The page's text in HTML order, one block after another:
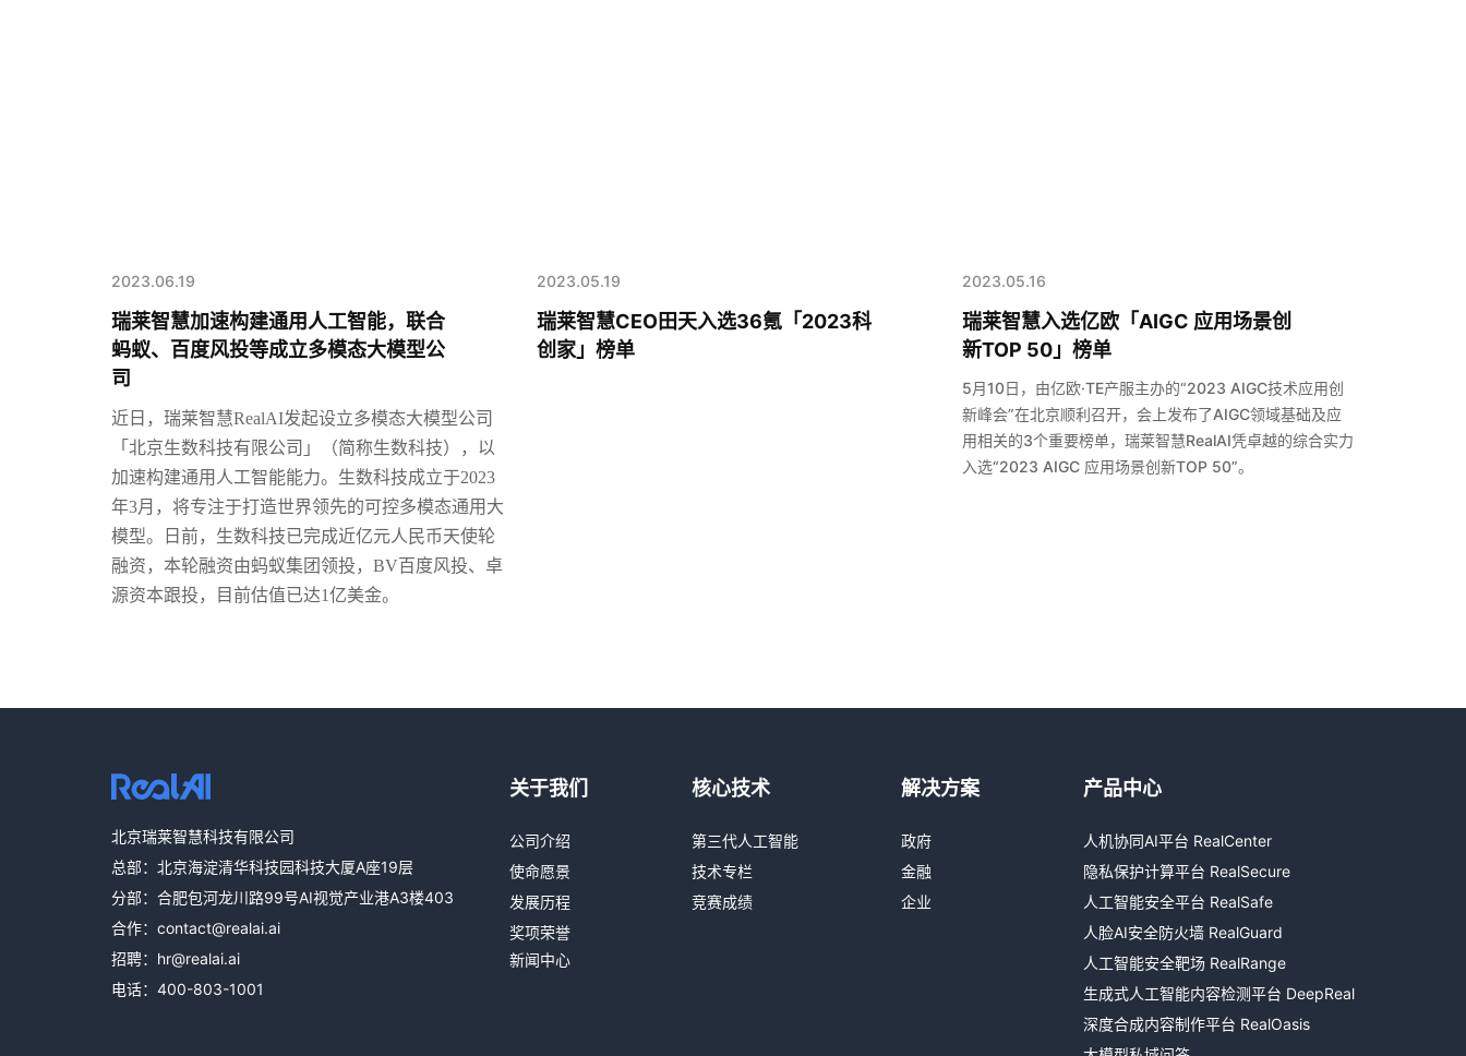
2023.06.19
瑞莱智慧加速构建通用人工智能，联合
蚂蚁、百度风投等成立多模态大模型公
司
近日，瑞莱智慧RealAI发起设立多模态大模型公司
「北京生数科技有限公司」（简称生数科技），以
加速构建通用人工智能能力。 生数科技成立于2023
年3月，将专注于打造世界领先的可控多模态通用大
模型。日前，生数科技已完成近亿元人民币天使轮
融资，本轮融资由蚂蚁集团领投，BV百度风投、卓
源资本跟投，目前估值已达1亿美金。
2023.05.19
瑞莱智慧CEO田天入选36氪「2023科
创家」榜单
2023.05.16
瑞莱智慧入选亿欧「AIGC 应用场景创
新TOP 50」榜单
5月10日，由亿欧·TE产服主办的“2023 AIGC技术应用创
新峰会”在北京顺利召开，会上发布了AIGC领域基础及应
用相关的3个重要榜单，瑞莱智慧RealAI凭卓越的综合实力
入选“2023 AIGC 应用场景创新TOP 50”。
北京瑞莱智慧科技有限公司
总部：北京海淀清华科技园科技大厦A座19层
分部：合肥包河龙川路99号AI视觉产业港A3楼403
合作： contact@realai.ai
招聘： hr@realai.ai
电话： 400-803-1001
关于我们
公司介绍
使命愿景
发展历程
奖项荣誉
新闻中心
核心技术
第三代人工智能
技术专栏
竞赛成绩
解决方案
政府
金融
企业
产品中心
人机协同AI平台 RealCenter
隐私保护计算平台 RealSecure
人工智能安全平台 RealSafe
人脸AI安全防火墙 RealGuard
人工智能安全靶场 RealRange
生成式人工智能内容检测平台 DeepReal
深度合成内容制作平台 RealOasis
400-803-1001
邮件咨询
contact@realai.ai
留言咨询
在线表单沟通需求